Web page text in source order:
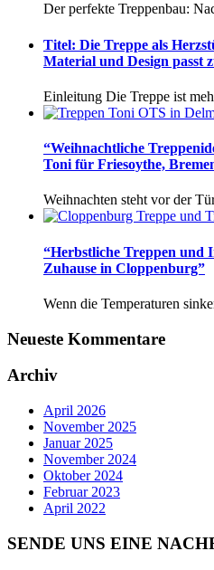
Der perfekte Treppenbau:
Titel: Die Treppe als
Material und Design passt
Einleitung Die Treppe ist
“Weihnachtliche
Toni für Friesoythe,
Weihnachten steht vor der
“Herbstliche Treppen und
Zuhause in Cloppenburg”
Wenn die Temperaturen
Neueste Kommentare
Archiv
April 2026
November 2025
Januar 2025
November 2024
Oktober 2024
Februar 2023
April 2022
SENDE UNS EINE